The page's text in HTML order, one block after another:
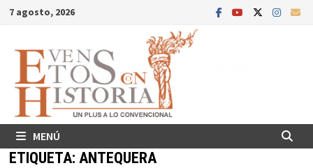
Saltar
contenido
7 agosto, 2026
MENÚ
ETIQUETA: ANTEQUERA